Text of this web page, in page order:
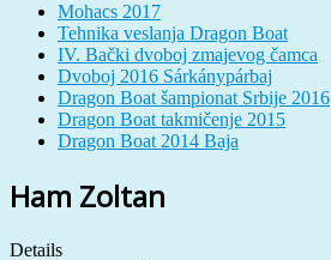
Mohacs 2017
Tehnika veslanja Dragon Boat
IV. Bački dvoboj zmajevog čamca
Dvoboj 2016 Sárkánypárbaj
Dragon Boat šampionat Srbije 2016
Dragon Boat takmičenje 2015
Dragon Boat 2014 Baja
Ham Zoltan
Details